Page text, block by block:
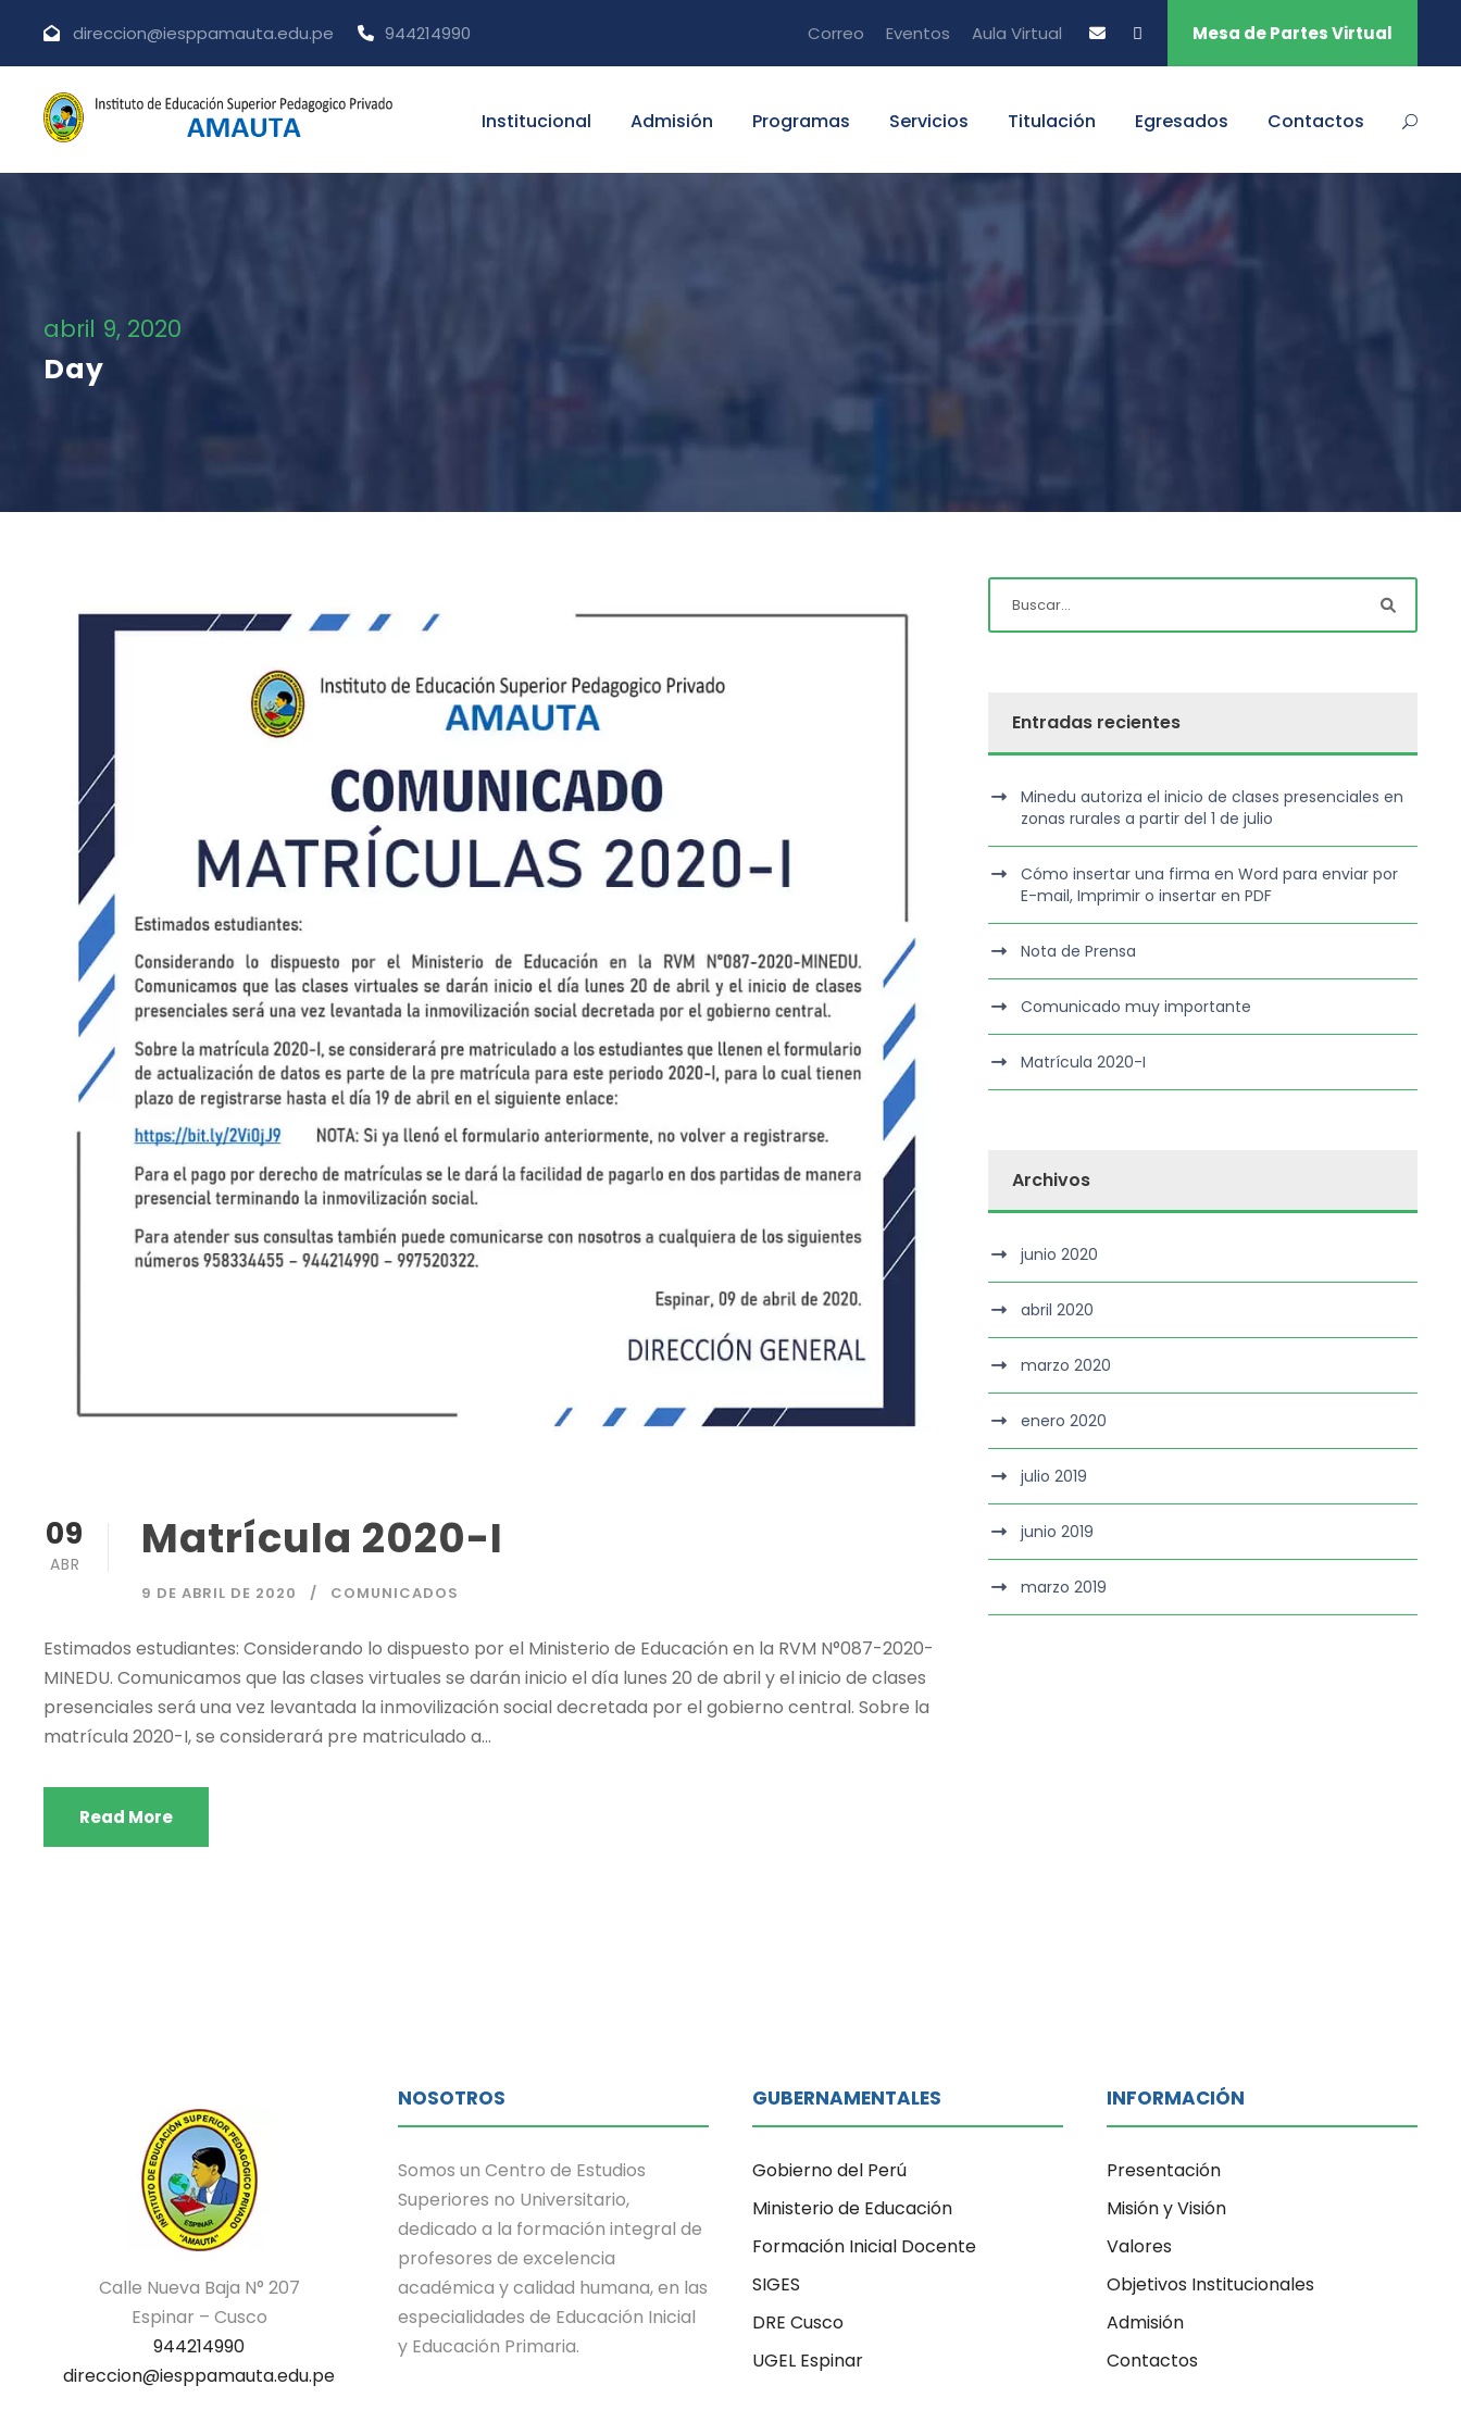
direccion@iesppamauta.edu.pe 944214990 Correo Eventos Aula Virtual Mesa de Partes Virtual
Institucional Admisión Programas Servicios Titulación Egresados Contactos
abril 9, 2020
Day
09
ABR Matrícula 2020-I
9 DE ABRIL DE 2020 COMUNICADOS
Estimados estudiantes: Considerando lo dispuesto por el Ministerio de Educación en la RVM N°087-2020-
MINEDU. Comunicamos que las clases virtuales se darán inicio el día lunes 20 de abril y el inicio de clases
presenciales será una vez levantada la inmovilización social decretada por el gobierno central. Sobre la
matrícula 2020-I, se considerará pre matriculado a...
Read More
Entradas recientes
Minedu autoriza el inicio de clases presenciales en
zonas rurales a partir del 1 de julio
Cómo insertar una firma en Word para enviar por
E-mail, Imprimir o insertar en PDF
Nota de Prensa
Comunicado muy importante
Matrícula 2020-I
Archivos
junio 2020
abril 2020
marzo 2020
enero 2020
julio 2019
junio 2019
marzo 2019
Calle Nueva Baja N° 207
Espinar – Cusco
944214990
direccion@iesppamauta.edu.pe
NOSOTROS
Somos un Centro de Estudios
Superiores no Universitario,
dedicado a la formación integral de
profesores de excelencia
académica y calidad humana, en las
especialidades de Educación Inicial
y Educación Primaria.
GUBERNAMENTALES
Gobierno del Perú
Ministerio de Educación
Formación Inicial Docente
SIGES
DRE Cusco
UGEL Espinar
INFORMACIÓN
Presentación
Misión y Visión
Valores
Objetivos Institucionales
Admisión
Contactos